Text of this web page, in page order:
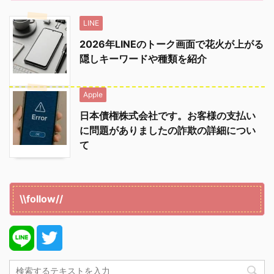
LINE
2026年LINEのトーク画面で花火が上がる
隠しキーワードや種類を紹介
Apple
日本債権株式会社です。お客様の支払い
に問題がありましたの詐欺の詳細につい
て
\\follow//